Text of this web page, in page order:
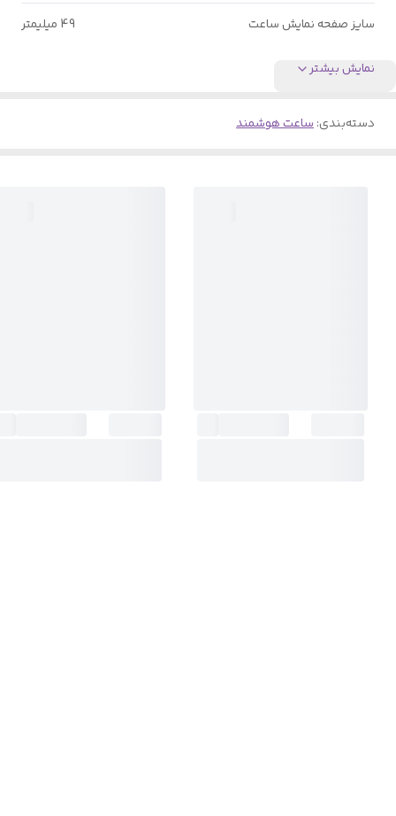
سایز صفحه نمایش ساعت 49 میلیمتر
نمایش بیشتر
دسته‌بندی:ساعت هوشمند